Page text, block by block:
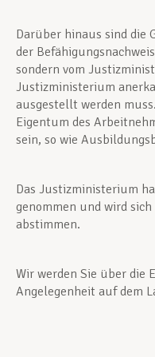
Darüber hinaus sind die
der
sondern vom
Justizministerium
ausgestellt werden
Eigentum des
sein, so wie
Das Justizministerium
genommen und wird
abstimmen.
Wir werden Sie über die
Angelegenheit auf dem